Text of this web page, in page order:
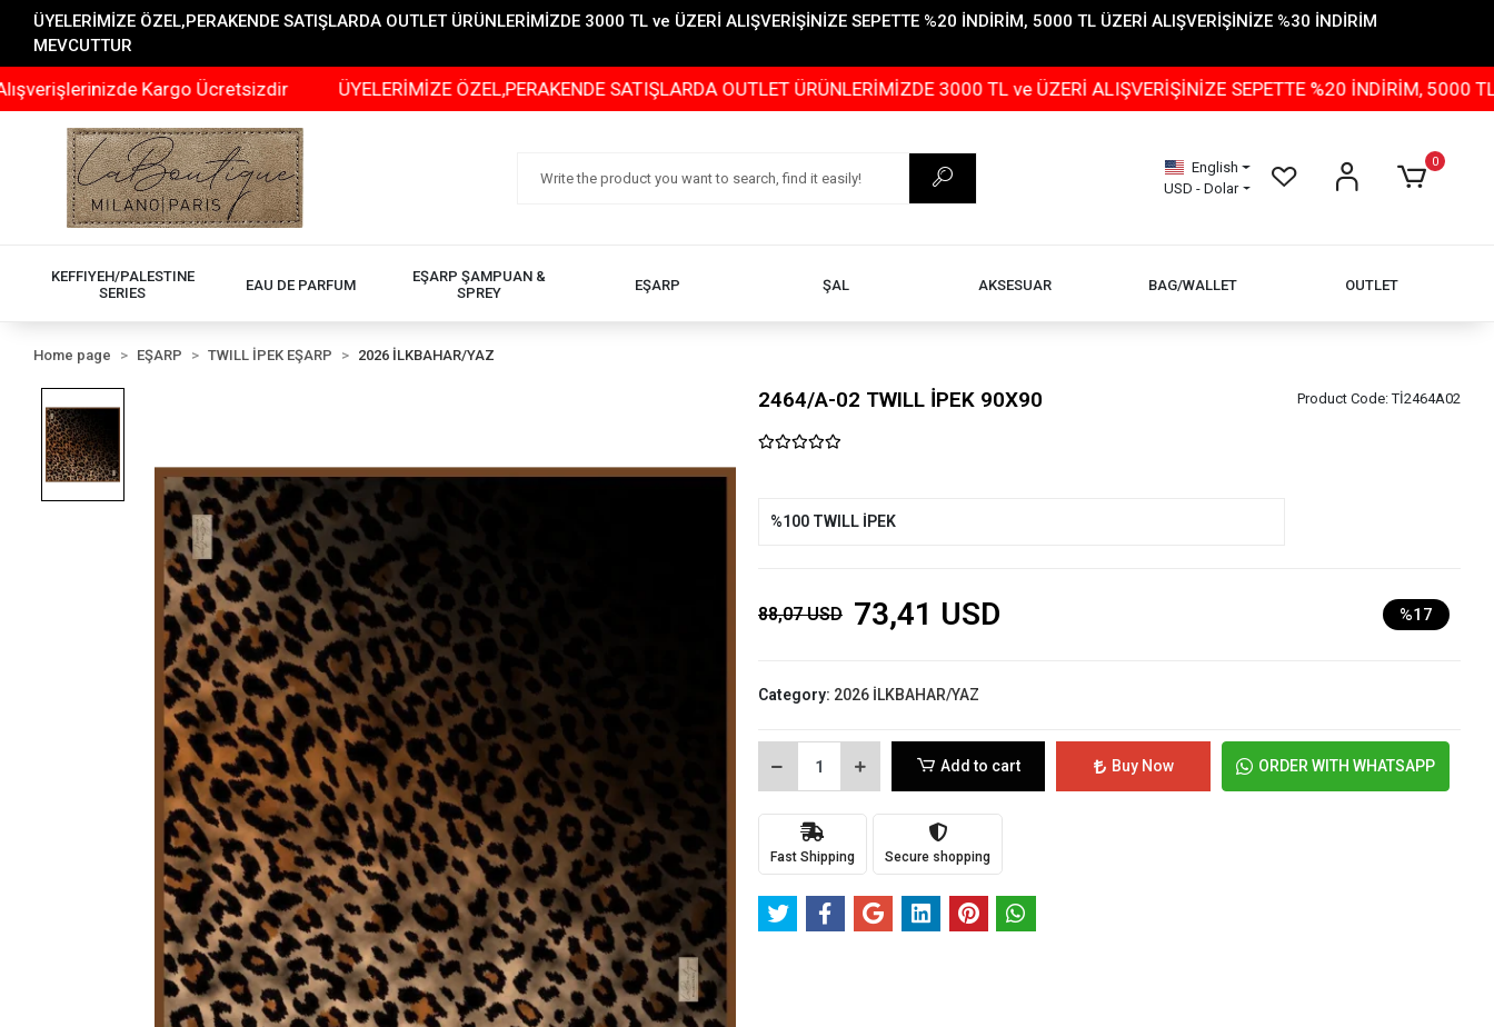
ÜYELERİMİZE ÖZEL,PERAKENDE SATIŞLARDA OUTLET ÜRÜNLERİMİZDE 3000 TL ve ÜZERİ ALIŞVERİŞİNİZE SEPETTE %20 İNDİRİM, 5000 TL ÜZERİ ALIŞVERİŞİNİZE %30 İNDİRİM
MEVCUTTUR
Kargo Ücretsizdir ÜYELERİMİZE ÖZEL,PERAKENDE SATIŞLARDA OUTLET ÜRÜNLERİMİZDE 3000 TL ve ÜZERİ ALIŞVERİŞİNİZE SEPETTE %20 İNDİRİM, 5000 TL ÜZERİ
English
USD - Dolar
0
KEFFIYEH/PALESTINE
SERIES
EAU DE PARFUM
EŞARP ŞAMPUAN &
SPREY
EŞARP ŞAL AKSESUAR BAG/WALLET OUTLET
Home page EŞARP TWILL İPEK EŞARP 2026 İLKBAHAR/YAZ
2464/A-02 TWILL İPEK 90X90 Product Code:Tİ2464A02
%100 TWILL İPEK
88,07 USD 73,41 USD %17
Category: 2026 İLKBAHAR/YAZ
Add to cart Buy Now ORDER WITH WHATSAPP
Fast Shipping Secure shopping